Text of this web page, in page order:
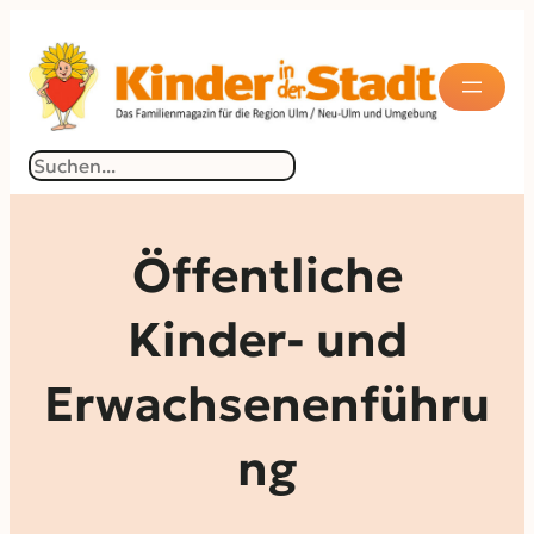
Inhalt
springen
Suchen
Öffentliche
Kinder- und
Erwachsenenführu
ng